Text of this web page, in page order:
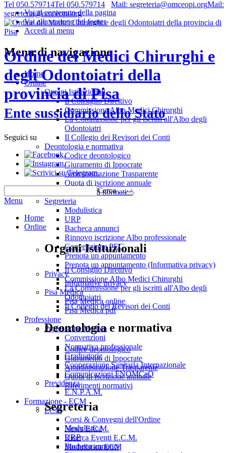
Vai al contenuto della pagina
Vai alla sezione del footer
Accedi al menu
Tel 050.579714Tel 050.579714 Mail: segreteria@omceopi.orgMail:
segreteria@omceopi.org
Ordine dei Medici Chirurghi e
degli Odontoiatri della
provincia di Pisa
Ente sussidiario dello Stato
Seguici su
.
.
.
Cerca …
Menu
Home
Ordine
Organi Istituzionali
Il Consiglio Direttivo
Commissione Albo Medici Chirurghi
La Commissione per gli iscritti all'Albo degli
Odontoiatri
Il Collegio dei Revisori dei Conti
Deontologia e normativa
Codice deontologico
Giuramento di Ippocrate
Amministrazione Trasparente
Quota di iscrizione annuale
Riferimenti normativi
Segreteria
Modulistica
URP
Bacheca annunci
Menu di navigazione
Home
Ordine
Organi Istituzionali
Il Consiglio Direttivo
Commissione Albo Medici Chirurghi
La Commissione per gli iscritti all'Albo degli
Odontoiatri
Il Collegio dei Revisori dei Conti
Deontologia e normativa
Codice deontologico
Giuramento di Ippocrate
Amministrazione Trasparente
Quota di iscrizione annuale
Riferimenti normativi
Segreteria
Modulistica
URP
Bacheca annunci
Rinnovo iscrizione Albo professionale
Convenzione PEC
Prenota un appuntamento
Prenota un appuntamento (Informativa privacy)
Privacy
Informative privacy
Pisa Medica
Pisa Medica online
Pisa Medica pdf
Professione
Professione Medica
Convenzioni
Normativa professionale
Graduatorie
Cooperazione Sanitaria Internazionale
Comunicazioni FNOMCeO
Previdenza
E.N.P.A.M.
Formazione - ECM
ECM
Corsi & Convegni dell'Ordine
News E.C.M.
Ricerca Eventi E.C.M.
Modulistica ECM